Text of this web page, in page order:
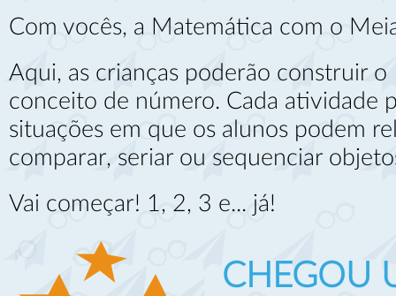
Com vocês, a Matemática com o
Aqui, as crianças poderão construir o
conceito de número. Cada atividade
situações em que os alunos podem
comparar, seriar ou sequenciar
Vai começar! 1, 2, 3 e... já!
CHEGOU